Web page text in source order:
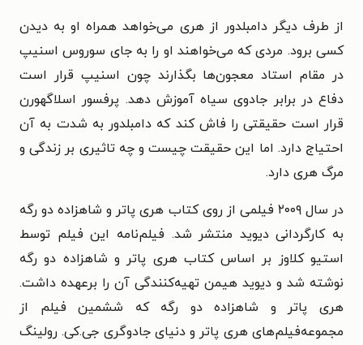
از طرف دیگر دامبلدور از هری می‌خواهد همراه او به دیدن
کسی برود. مردی که می‌خواهند او را به جای سوروس اسنیپ
در مقام استاد معجون‌ها بگذارند چون اسنیپ قرار است
دفاع در برابر جادوی سیاه آموزش دهد. پرفسور اسلاگهورن
قرار است حقیقتی را فاش کند که دامبلدور به شدت به آن
احتیاج دارد. اما این حقیقت چیست و چه تاثیری بر زندگی و
مرگ هری دارد.
در سال ۲۰۰۹ فیلمی از روی کتاب هری پاتر و شاهزاده دو رگه
به کارگردانی دیوید منتشر شد. فیلم‌نامه این فیلم توسط
استیو کلاوز بر اساس کتاب هری پاتر و شاهزاده دو رگه
نوشته شد و دیوید هیمن تهیه‌کنندگی آن را برعهده داشت.
هری پاتر و شاهزاده دو رگه که ششمین فیلم از
مجموعه‌فیلم‌های هری پاتر و دنیای جادوگری جی.کی. رولینگ